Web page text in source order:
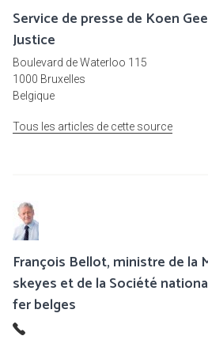
Service de presse de Koen
Justice
Boulevard de Waterloo 115
1000 Bruxelles
Belgique
Tous les articles de cette source
François Bellot, ministre de la
skeyes et de la Société
fer belges